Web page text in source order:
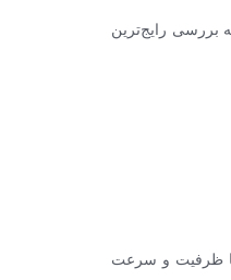
بررسی رایج‌ترین
با ظرفیت و سرعت